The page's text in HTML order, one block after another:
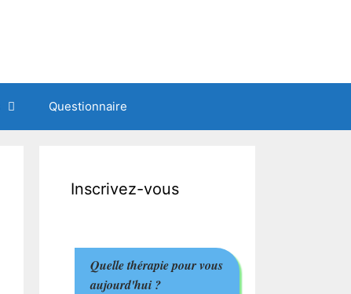
Questionnaire
Inscrivez-vous
Quelle thérapie pour vous
aujourd'hui ?